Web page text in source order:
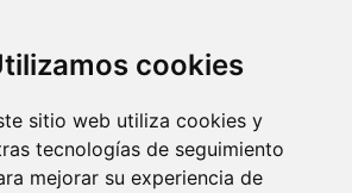
cookies
sitio web utiliza cookies y
tecnologías de seguimiento
mejorar su experiencia de
WINNICK: LA ACTRIZ MAS GUAPA DE